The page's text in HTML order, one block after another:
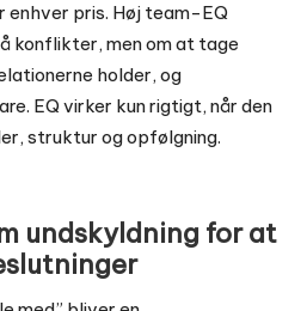
enhver pris. Høj team-EQ
konflikter, men om at tage
holder, og
EQ virker kun rigtigt, når den
struktur og opfølgning.
undskyldning for at